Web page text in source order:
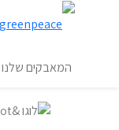
המאבקים שלנו